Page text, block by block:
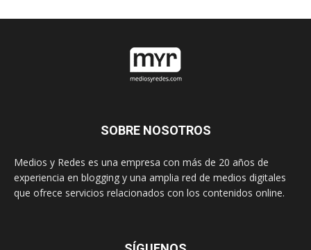
SOBRE NOSOTROS
Medios y Redes es una empresa con más de 20 años de
experiencia en blogging y una amplia red de medios digitales
que ofrece servicios relacionados con los contenidos online.